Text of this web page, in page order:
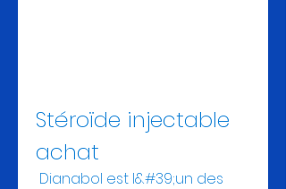
Stéroïde injectable
achat